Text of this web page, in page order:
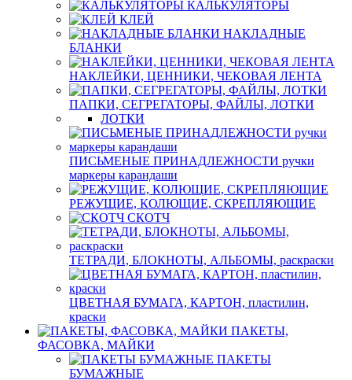
КАЛЬКУЛЯТОРЫ
КЛЕЙ
НАКЛАДНЫЕ
БЛАНКИ
НАКЛЕЙКИ, ЦЕННИКИ, ЧЕКОВАЯ ЛЕНТА
ПАПКИ, СЕГРЕГАТОРЫ, ФАЙЛЫ, ЛОТКИ
ЛОТКИ
ПИСЬМЕНЫЕ ПРИНАДЛЕЖНОСТИ ручки
маркеры карандаши
РЕЖУЩИЕ, КОЛЮЩИЕ, СКРЕПЛЯЮЩИЕ
СКОТЧ
ТЕТРАДИ, БЛОКНОТЫ, АЛЬБОМЫ, раскраски
ЦВЕТНАЯ БУМАГА, КАРТОН, пластилин,
краски
ПАКЕТЫ,
ФАСОВКА, МАЙКИ
ПАКЕТЫ
БУМАЖНЫЕ